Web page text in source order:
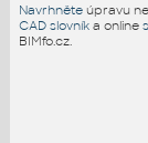
Navrhněteúpravu
CAD slovníka online
BIMfo.cz.